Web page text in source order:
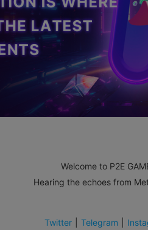
Welcome to P2E
Hearing the echoes from
Twitter Telegram